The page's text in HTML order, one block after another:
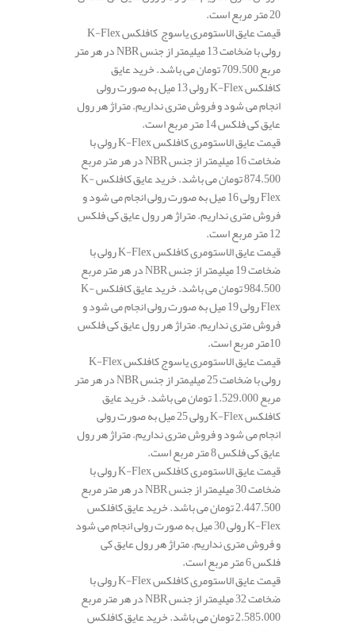
20 متر مربع است.
قیمت عایق الاستومری یاسوج کافلکس K-Flex
رولی با ضخامت 13 میلیمتر از جنس NBR در هر متر
مربع 709.500 تومان می باشد. خرید عایق
کافلکس K-Flex رولی 13 میل به صورت رولی
انجام می شود و فروش متری نداریم. متراژ هر رول
عایق کی فلکس 14 متر مربع است.
قیمت عایق الاستومری کافلکس K-Flex رولی با
ضخامت 16 میلیمتر از جنس NBR در هر متر مربع
874.500 تومان می باشد. خرید عایق کافلکس K-
Flex رولی 16 میل به صورت رولی انجام می شود و
فروش متری نداریم. متراژ هر رول عایق کی فلکس
12 متر مربع است.
قیمت عایق الاستومری کافلکس K-Flex رولی با
ضخامت 19 میلیمتر از جنس NBR در هر متر مربع
984.500 تومان می باشد. خرید عایق کافلکس K-
Flex رولی 19 میل به صورت رولی انجام می شود و
فروش متری نداریم. متراژ هر رول عایق کی فلکس
10متر مربع است.
قیمت عایق الاستومری یاسوج کافلکس K-Flex
رولی با ضخامت 25 میلیمتر از جنس NBR در هر متر
مربع 1.529.000 تومان می باشد. خرید عایق
کافلکس K-Flex رولی 25 میل به صورت رولی
انجام می شود و فروش متری نداریم. متراژ هر رول
عایق کی فلکس 8 متر مربع است.
قیمت عایق الاستومری کافلکس K-Flex رولی با
ضخامت 30 میلیمتر از جنس NBR در هر متر مربع
2.447.500 تومان می باشد. خرید عایق کافلکس
K-Flex رولی 30 میل به صورت رولی انجام می شود
و فروش متری نداریم. متراژ هر رول عایق کی
فلکس 6 متر مربع است.
قیمت عایق الاستومری کافلکس K-Flex رولی با
ضخامت 32 میلیمتر از جنس NBR در هر متر مربع
2.585.000 تومان می باشد. خرید عایق کافلکس